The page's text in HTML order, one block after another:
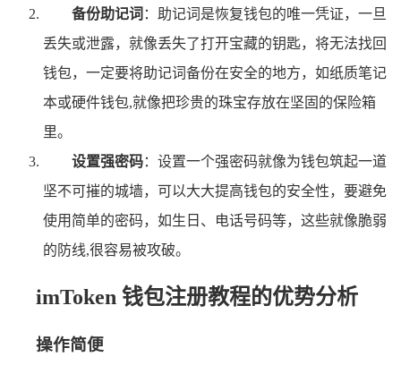
备份助记词 ：助记词是恢复钱包的唯一凭证，一旦
丢失或泄露，就像丢失了打开宝藏的钥匙，将无法找回
钱包，一定要将助记词备份在安全的地方，如纸质笔记
本或硬件钱包,就像把珍贵的珠宝存放在坚固的保险箱
里。
设置强密码：设置一个强密码就像为钱包筑起一道
坚不可摧的城墙，可以大大提高钱包的安全性，要避免
使用简单的密码，如生日、电话号码等，这些就像脆弱
的防线,很容易被攻破。
imToken 钱包注册教程的优势分析
操作简便